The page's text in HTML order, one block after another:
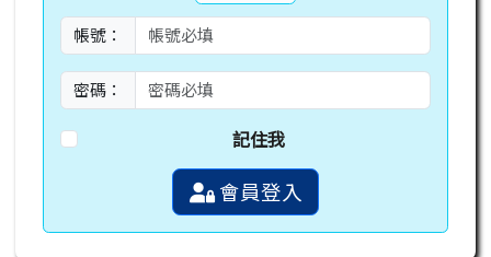
帳號：
密碼：
記住我
會員登入